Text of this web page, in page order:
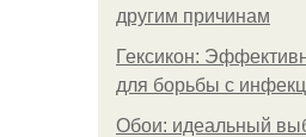
другим причинам
Гексикон:
для борьбы с
Обои: идеальный